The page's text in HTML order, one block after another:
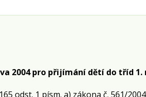
2004 pro přijímání dětí do tříd 1.
odst. 1 písm. a) zákona č. 561/